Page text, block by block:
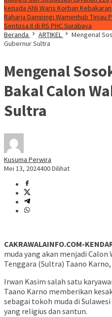
kepada Ahli Waris Korban
Raharja Dampingi Wamenhub Tinjau
Sentosa II di RS PHC Surabaya
Beranda
ARTIKEL
Mengenal
Gubernur Sultra
Mengenal
Bakal Calon
Sultra
Kusuma Perwira
Mei 13, 2024400 Dilihat
CAKRAWALAINFO.COM-
muda yang akan menjadi Calon
Tenggara (Sultra) Taano Karno,
Irwan Kasim salah satu
Taano Karno memberikan
sebagai tokoh muda di
yang religius dan santun.